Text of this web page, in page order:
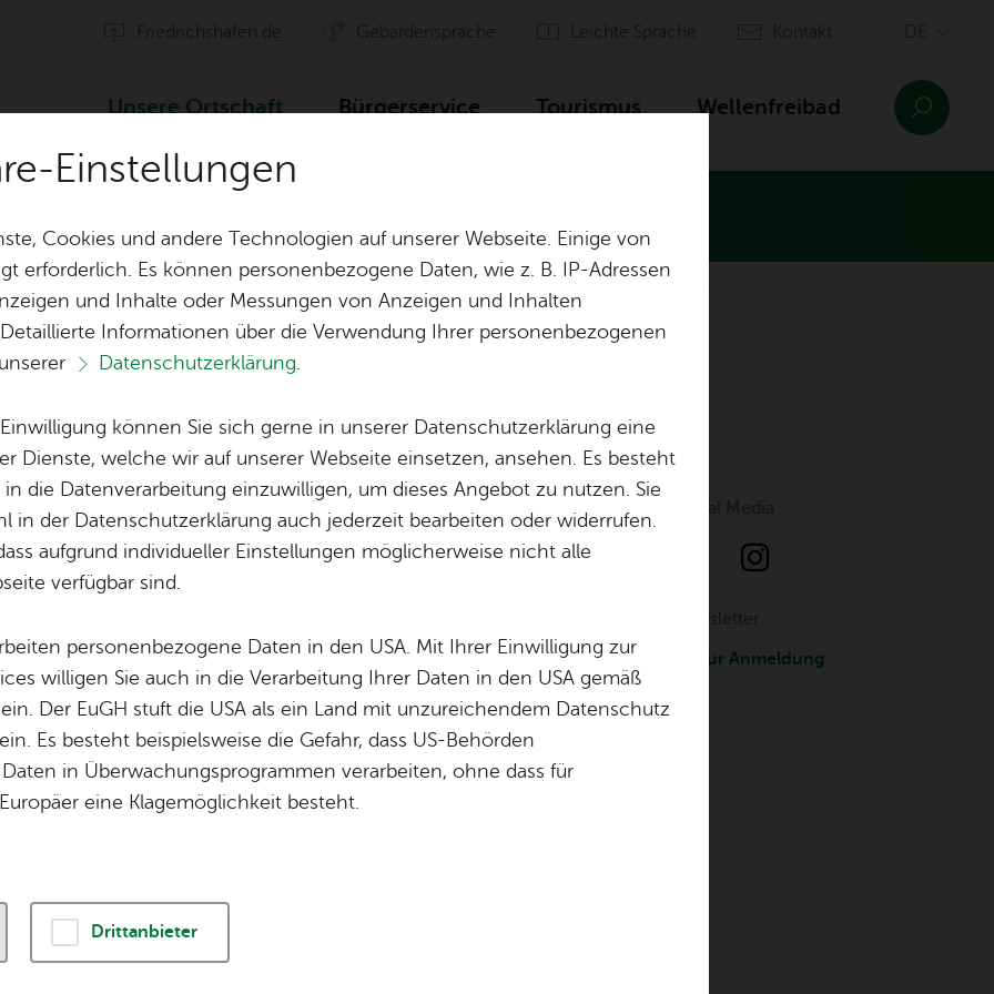
Fried­richs­ha­fen.de Ge­bär­den­spra­che Leich­te Spra­che Kon­takt
Un­se­re Ort­schaft Bür­ger­ser­vice Tou­ris­mus Wel­len­frei­bad
Orts­vor­ste­her & Ort­schafts­rat
Lo­ka­le Agen­da
Ak­ti­on Ge­mein­sinn Ai­lin­gen
Bil­der
Wei­te­re Infos
Orts­plan
Für Gast­ge­ber
Im­pres­sum
Bar­rie­re­frei­heit
Pres­se
The­men
Un­se­re Ort­schaft
Wel­len­frei­bad
Zur An­mel­dung
Einstellungen
Cookies und andere Technologien auf unserer Webseite. Einige von
erforderlich. Es können personenbezogene Daten, wie z. B. IP-Adressen
und Inhalte oder Messungen von Anzeigen und Inhalten
Informationen über die Verwendung Ihrer personenbezogenen
Datenschutzerklärung.
können Sie sich gerne in unserer Datenschutzerklärung eine
Dienste, welche wir auf unserer Webseite einsetzen, ansehen. Es besteht
die Datenverarbeitung einzuwilligen, um dieses Angebot zu nutzen. Sie
in der Datenschutzerklärung auch jederzeit bearbeiten oder widerrufen.
aufgrund individueller Einstellungen möglicherweise nicht alle
verfügbar sind.
personenbezogene Daten in den USA. Mit Ihrer Einwilligung zur
willigen Sie auch in die Verarbeitung Ihrer Daten in den USA gemäß
ein. Der EuGH stuft die USA als ein Land mit unzureichendem Datenschutz
Es besteht beispielsweise die Gefahr, dass US-Behörden
in Überwachungsprogrammen verarbeiten, ohne dass für
eine Klagemöglichkeit besteht.
Drittanbieter